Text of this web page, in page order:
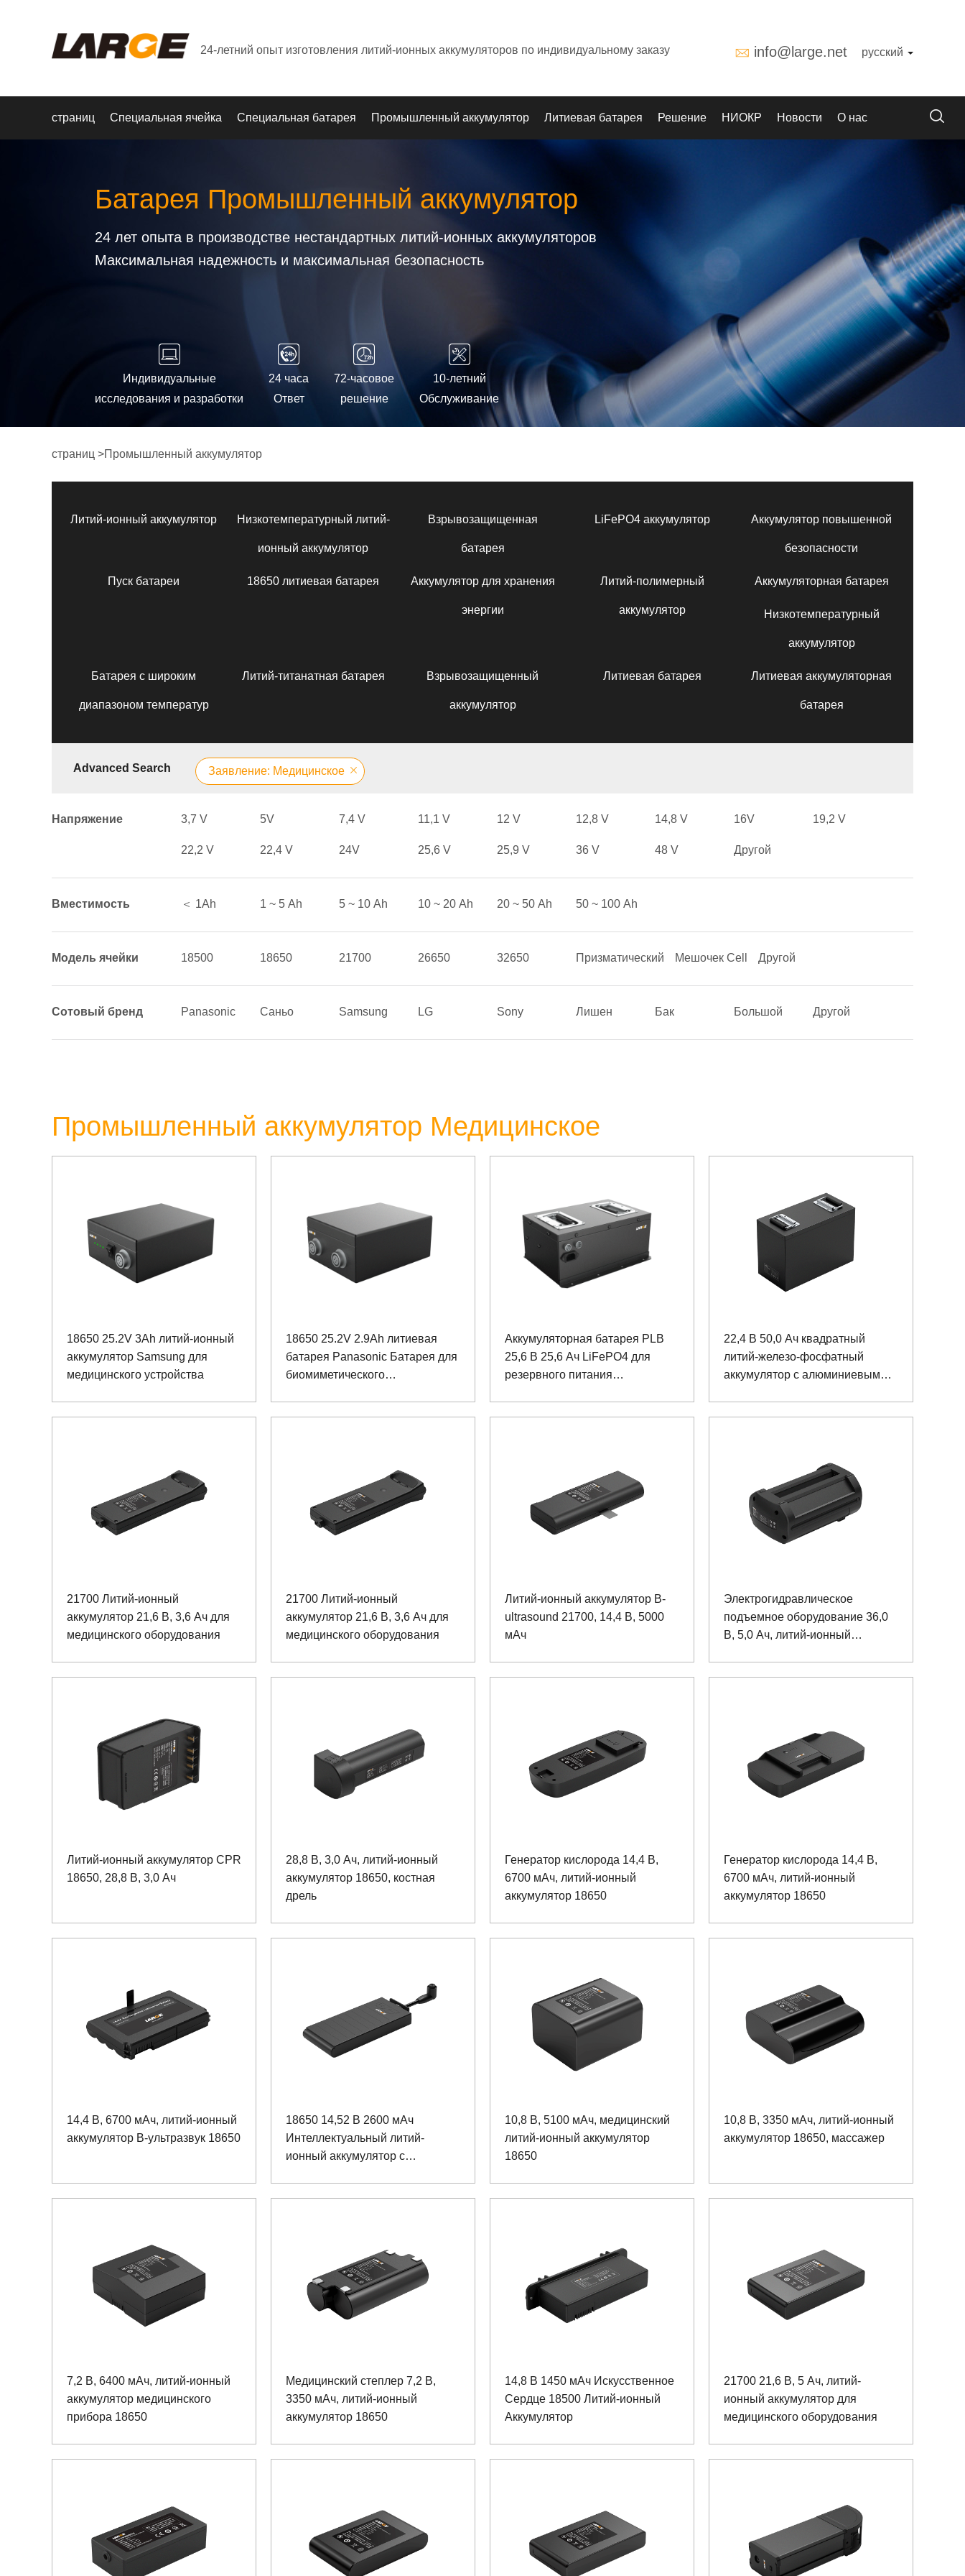
24-летний опыт изготовления литий-ионных аккумуляторов по индивидуальному заказу info@large.net русский
страниц Специальная ячейка Специальная батарея Промышленный аккумулятор Литиевая батарея Решение НИОКР Новости О нас
Батарея Промышленный аккумулятор
24 лет опыта в производстве нестандартных литий-ионных аккумуляторов
Максимальная надежность и максимальная безопасность
Индивидуальные
исследования и разработки
24 часа
Ответ
72-часовое
решение
10-летний
Обслуживание
страниц >Промышленный аккумулятор
Литий-ионный аккумулятор Низкотемпературный литий-
ионный аккумулятор
Взрывозащищенная
батарея
LiFePO4 аккумулятор Аккумулятор повышенной
безопасности
Пуск батареи 18650 литиевая батарея Аккумулятор для хранения
энергии
Литий-полимерный
аккумулятор
Аккумуляторная батарея
Низкотемпературный
аккумулятор
Батарея с широким
диапазоном температур
Литий-титанатная батарея Взрывозащищенный
аккумулятор
Литиевая батарея Литиевая аккумуляторная
батарея
Advanced Search Заявление: Медицинское
Напряжение 3,7 V 5V 7,4 V 11,1 V 12 V 12,8 V 14,8 V 16V 19,2 V
22,2 V 22,4 V 24V 25,6 V 25,9 V 36 V 48 V Другой
Вместимость ＜ 1Аh 1 ~ 5 Аh 5 ~ 10 Аh 10 ~ 20 Аh 20 ~ 50 Аh 50 ~ 100 Аh
Модель ячейки 18500 18650 21700 26650 32650 Призматический Мешочек Cell Другой
Сотовый бренд Panasonic Саньо Samsung LG Sony Лишен Бак Большой Другой
Промышленный аккумулятор Медицинское
18650 25.2V 3Ah литий-ионный
аккумулятор Samsung для
медицинского устройства
18650 25.2V 2.9Ah литиевая
батарея Panasonic Батарея для
биомиметического
Аккумуляторная батарея PLB
25,6 В 25,6 Ач LiFePO4 для
резервного питания
22,4 В 50,0 Ач квадратный
литий-железо-фосфатный
аккумулятор с алюминиевым
21700 Литий-ионный
аккумулятор 21,6 В, 3,6 Ач для
медицинского оборудования
21700 Литий-ионный
аккумулятор 21,6 В, 3,6 Ач для
медицинского оборудования
Литий-ионный аккумулятор B-
ultrasound 21700, 14,4 В, 5000
мАч
Электрогидравлическое
подъемное оборудование 36,0
В, 5,0 Ач, литий-ионный
Литий-ионный аккумулятор CPR
18650, 28,8 В, 3,0 Ач
28,8 В, 3,0 Ач, литий-ионный
аккумулятор 18650, костная
дрель
Генератор кислорода 14,4 В,
6700 мАч, литий-ионный
аккумулятор 18650
Генератор кислорода 14,4 В,
6700 мАч, литий-ионный
аккумулятор 18650
14,4 В, 6700 мАч, литий-ионный
аккумулятор B-ультразвук 18650
18650 14,52 В 2600 мАч
Интеллектуальный литий-
ионный аккумулятор с
10,8 В, 5100 мАч, медицинский
литий-ионный аккумулятор
18650
10,8 В, 3350 мАч, литий-ионный
аккумулятор 18650, массажер
7,2 В, 6400 мАч, литий-ионный
аккумулятор медицинского
прибора 18650
Медицинский степлер 7,2 В,
3350 мАч, литий-ионный
аккумулятор 18650
14,8 В 1450 мАч Искусственное
Сердце 18500 Литий-ионный
Аккумулятор
21700 21,6 В, 5 Ач, литий-
ионный аккумулятор для
медицинского оборудования